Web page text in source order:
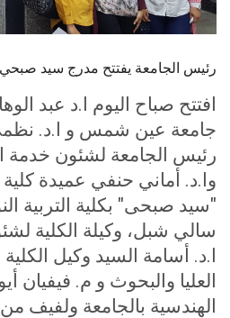
سجل الان
رئيس الجامعة يفتتح مدرج سيد صبحي
افتتح صباح اليوم ا.د عبد
جامعة عين شمس و ا.د.
رئيس الجامعة لشئون خدمة
وا.د. أماني حنفي عميدة كلية
"سيد صبحى" بكلية التربية
سالي شبل، وكيلة الكلية
ا.د. أسامة السيد وكيل
العليا والبحوث و م. فيفيان
الهندسية بالجامعة ولفيف من